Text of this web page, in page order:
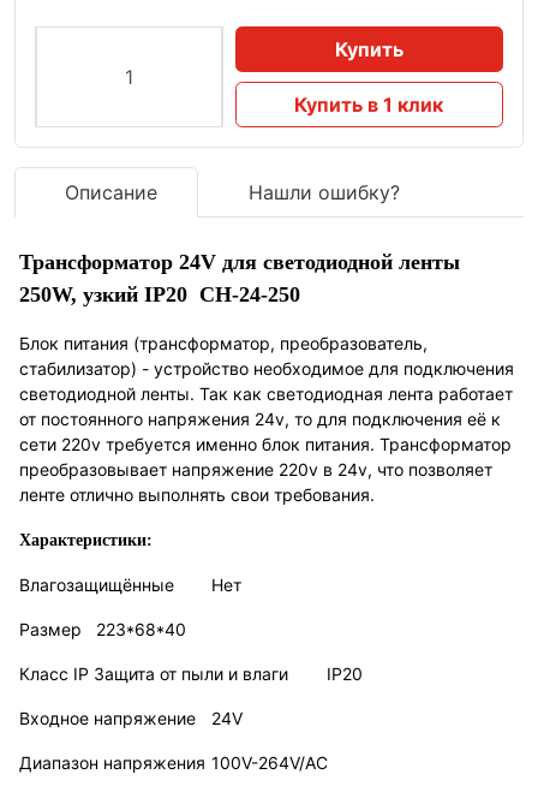
Купить
Купить в 1 клик
Описание Нашли ошибку?
Трансформатор 24V для светодиодной ленты
250W, узкий IP20 CH-24-250
Блок питания (трансформатор, преобразователь,
стабилизатор) - устройство необходимое для подключения
светодиодной ленты. Так как светодиодная лента работает
от постоянного напряжения 24v, то для подключения её к
сети 220v требуется именно блок питания. Трансформатор
преобразовывает напряжение 220v в 24v, что позволяет
ленте отлично выполнять свои требования.
Характеристики:
Влагозащищённые Нет
Размер 223*68*40
Класс IP Защита от пыли и влаги IP20
Входное напряжение 24V
Диапазон напряжения 100V-264V/AC